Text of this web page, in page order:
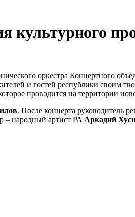
культурного
оркестра Концертного
и гостей республики своим
проводится на территории
. После концерта руководитель
– народный артист РА Аркадий